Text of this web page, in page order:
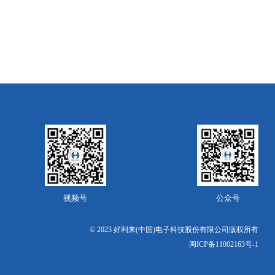
视频号 公众号
© 2023 好利来(中国)电子科技股份有限公司版权所有
闽ICP备11002163号-1